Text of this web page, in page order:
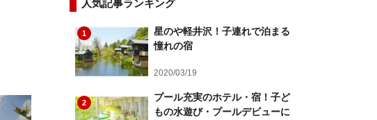
人気記事ランキング
1
星のや軽井沢！子連れで泊まる
憧れの宿
2020/03/19
2
プール充実のホテル・宿！子ど
もの水遊び・プールデビューに